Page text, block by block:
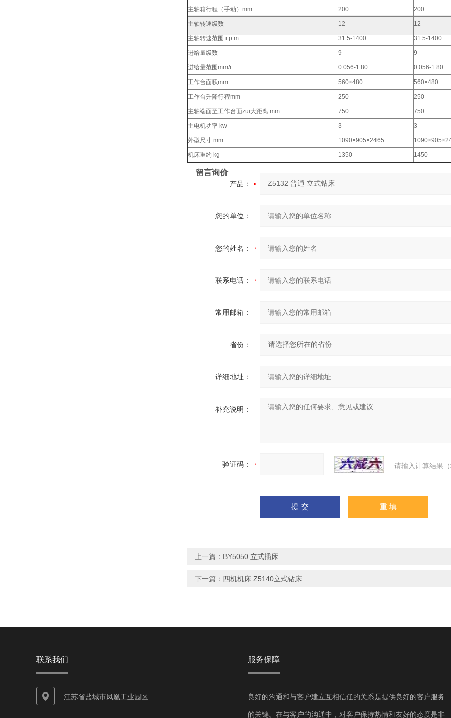
主轴箱行程（手动）mm 200 200
主轴转速级数 12 12
主轴转速范围 r.p.m 31.5-1400 31.5-1400
进给量级数 9 9
进给量范围mm/r 0.056-1.80 0.056-1.80
工作台面积mm 560×480 560×480
工作台升降行程mm 250 250
主轴端面至工作台面zui大距离 mm 750 750
主电机功率 kw 3 3
外型尺寸 mm 1090×905×2465
机床重约 kg 1350 1450
留言询价
产品：
您的单位：
您的姓名：
联系电话：
常用邮箱：
省份：
详细地址：
补充说明：
验证码： 请输入计算结果
上一篇： BY5050 立式插床
下一篇： 四机机床 Z5140立式钻床
联系我们
江苏省盐城市凤凰工业园区
服务保障
良好的沟通和与客户建立互相信任的关系是提供良好的客户服务
的关键。在与客户的沟通中，对客户保持热情和友好的态度是非